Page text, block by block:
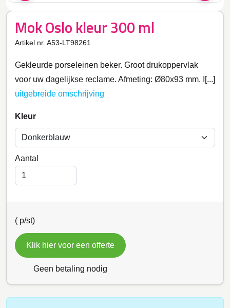
Mok Oslo kleur 300 ml
Artikel nr. A53-LT98261
Gekleurde porseleinen beker. Groot drukoppervlak
voor uw dagelijkse reclame. Afmeting: Ø80x93 mm. I[...]
uitgebreide omschrijving
Kleur
Aantal
( p/st)
Klik hier voor een offerte
Geen betaling nodig